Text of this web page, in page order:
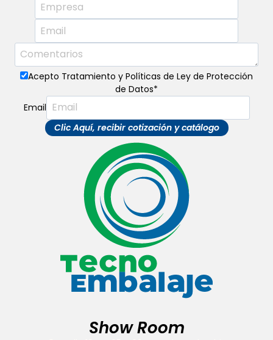
Acepto Tratamiento y Políticas de Ley de Protección
de Datos*
Email
Clic Aquí, recibir cotización y catálogo
Show Room